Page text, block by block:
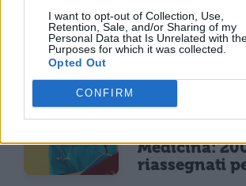
I want to opt-out of Collection, Use,
Retention, Sale, and/or Sharing of my
Personal Data that Is Unrelated with
Purposes for which it was collected.
Opted Out
CONFIRM
selezionati:
per
Consiglio di
Medicina:
riassegnati